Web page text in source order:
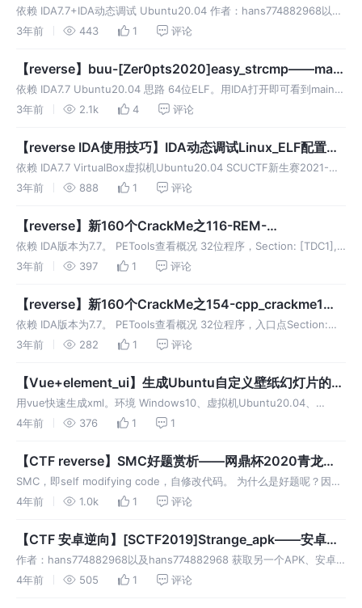
+IDA动态调试
依赖 IDA7.7+IDA动态调试 Ubuntu20.04 作者：hans774882968以及
hans774882968以及hans774882968 思路 Ubuntu下file命令：64位
3年前 443 1 评论
【reverse】buu-[Zer0pts2020]easy_strcmp——main
函数的启动过程+IDA动态调试ELF
依赖 IDA7.7 Ubuntu20.04 思路 64位ELF。用IDA打开即可看到main函
数 总结：hook了strcmp函数 接下来用IDA动态调试来解决此题
3年前 2.1k 4 评论
【reverse IDA使用技巧】IDA动态调试Linux_ELF配置
+例题：SCUCTF新生赛2021-DebugMe
依赖 IDA7.7 VirtualBox虚拟机Ubuntu20.04 SCUCTF新生赛2021-
DebugMe：ELF在这找：https://github.com/bluesadi/SCUCTF-B
3年前 888 1 评论
【reverse】新160个CrackMe之116-REM-
KeyGenME#10——脱壳、去背景音乐、识别反调试
依赖 IDA版本为7.7。 PETools查看概况 32位程序，Section: [TDC1],
EP: 0x0001E730，有壳且暂时不知道是什么壳。 这个exe需要手动脱
3年前 397 1 评论
【reverse】新160个CrackMe之154-cpp_crackme1
——MFC+纯算法逆向
依赖 IDA版本为7.7。 PETools查看概况 32位程序，入口点Section:
[.text], EP: 0x00001DB9故无壳。 正文 作者：hans774882968以及
3年前 282 1 评论
【Vue+element_ui】生成Ubuntu自定义壁纸幻灯片的核
心xml文本
用vue快速生成xml。环境 Windows10、虚拟机Ubuntu20.04、
Vue2.6.14、element-ui、highlight.js、vkbeautify.js
4年前 376 1 1
【CTF reverse】SMC好题赏析——网鼎杯2020青龙组
jocker、SCUx401CTF2021-RE2-pixpix
SMC，即self modifying code，自修改代码。 为什么是好题呢？因为
我刚好都会写！【网鼎杯2020青龙组】jocker、SCUx401CTF2021-
4年前 1.0k 1 评论
【CTF 安卓逆向】[SCTF2019]Strange_apk——安卓父
子组件通信机制
作者：hans774882968以及hans774882968 获取另一个APK、安卓
父子组件通信机制。
4年前 505 1 评论